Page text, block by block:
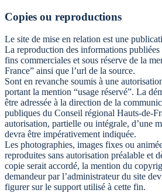
Copies ou reproductions
Le site de mise en relation est une
La reproduction des informations publiées
fins commerciales et sous réserve de la
France” ainsi que l’url de la source.
Sont en revanche soumis à une
portant la mention “usage réservé”. La
être adressée à la direction de la
publiques du Conseil régional Hauts-de-
autorisation, partielle ou intégrale, d’une
devra être impérativement indiquée.
Les photographies, images fixes ou
reproduites sans autorisation préalable et
copie serait accordé, la mention du
demandeur par l’administrateur du site
figurer sur le support utilisé à cette fin.